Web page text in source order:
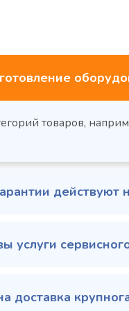
товаров,
услуги
доставка